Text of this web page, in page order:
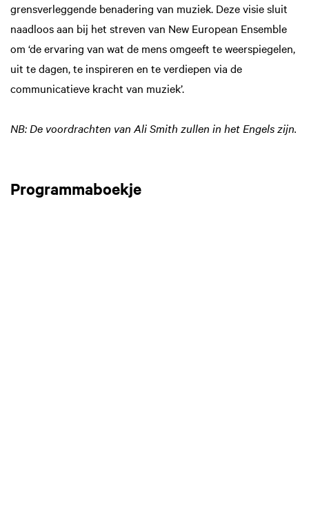
grensverleggende benadering van muziek. Deze visie sluit
naadloos aan bij het streven van New European Ensemble
om ‘de ervaring van wat de mens omgeeft te weerspiegelen,
uit te dagen, te inspireren en te verdiepen via de
communicatieve kracht van muziek’.
NB: De voordrachten van Ali Smith zullen in het Engels zijn.
Programmaboekje